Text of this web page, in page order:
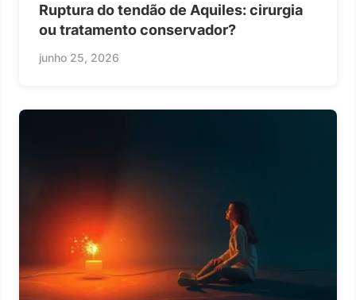
Ruptura do tendão de Aquiles: cirurgia
ou tratamento conservador?
junho 25, 2026